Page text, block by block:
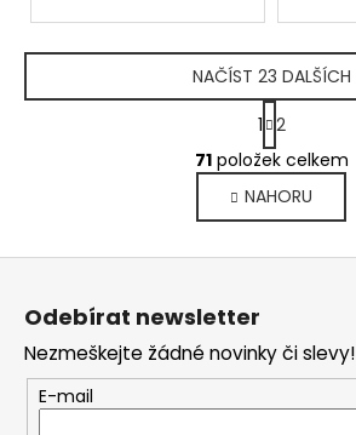
O
v
l
á
d
p
r
v
NAČÍST 23 DALŠÍCH
S
t
r
á
n
k
1 2
71položek celkem
NAHORU
Z
Odebírat newsletter
Nezmeškejte žádné novinky či slevy!
E-mail